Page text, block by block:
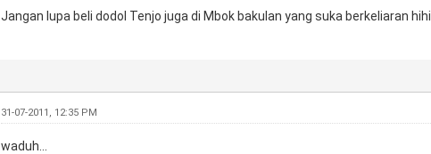
Jangan lupa beli dodol Tenjo juga di Mbok bakulan yang suka berkeliaran hihi
31-07-2011, 12:35 PM
waduh...